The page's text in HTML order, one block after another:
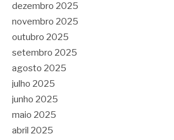
dezembro 2025
novembro 2025
outubro 2025
setembro 2025
agosto 2025
julho 2025
junho 2025
maio 2025
abril 2025